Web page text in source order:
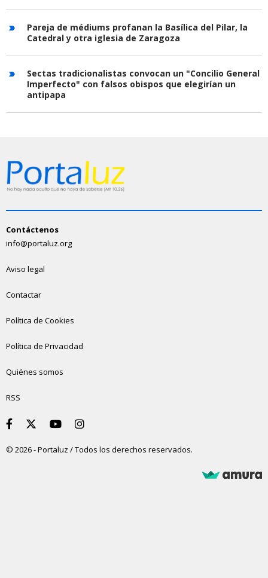
Pareja de médiums profanan la Basílica del Pilar, la
Catedral y otra iglesia de Zaragoza
Sectas tradicionalistas convocan un "Concilio General
Imperfecto" con falsos obispos que elegirían un
antipapa
Contáctenos
info@portaluz.org
Aviso legal
Contactar
Política de Cookies
Política de Privacidad
Quiénes somos
RSS
© 2026 - Portaluz / Todos los derechos reservados.